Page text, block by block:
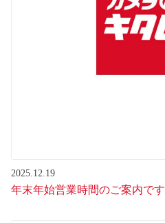
2025.12.19
年末年始営業時間のご案内です